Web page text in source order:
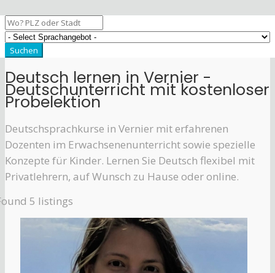
Deutsch lernen in Vernier -
Deutschunterricht mit kostenloser
Probelektion
Deutschsprachkurse in Vernier mit erfahrenen
Dozenten im Erwachsenenunterricht sowie spezielle
Konzepte für Kinder. Lernen Sie Deutsch flexibel mit
Privatlehrern, auf Wunsch zu Hause oder online.
5 listings